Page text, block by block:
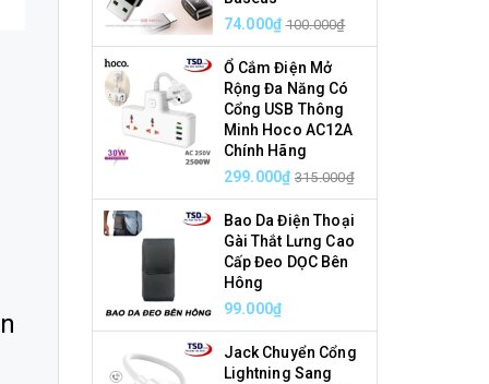
74.000₫ 100.000₫
Ổ Cắm Điện Mở
Rộng Đa Năng Có
Cổng USB Thông
Minh Hoco AC12A
Chính Hãng
299.000₫ 315.000₫
Bao Da Điện Thoại
Gài Thắt Lưng Cao
Cấp Đeo DỌC Bên
Hông
99.000₫
Jack Chuyển Cổng
Lightning Sang